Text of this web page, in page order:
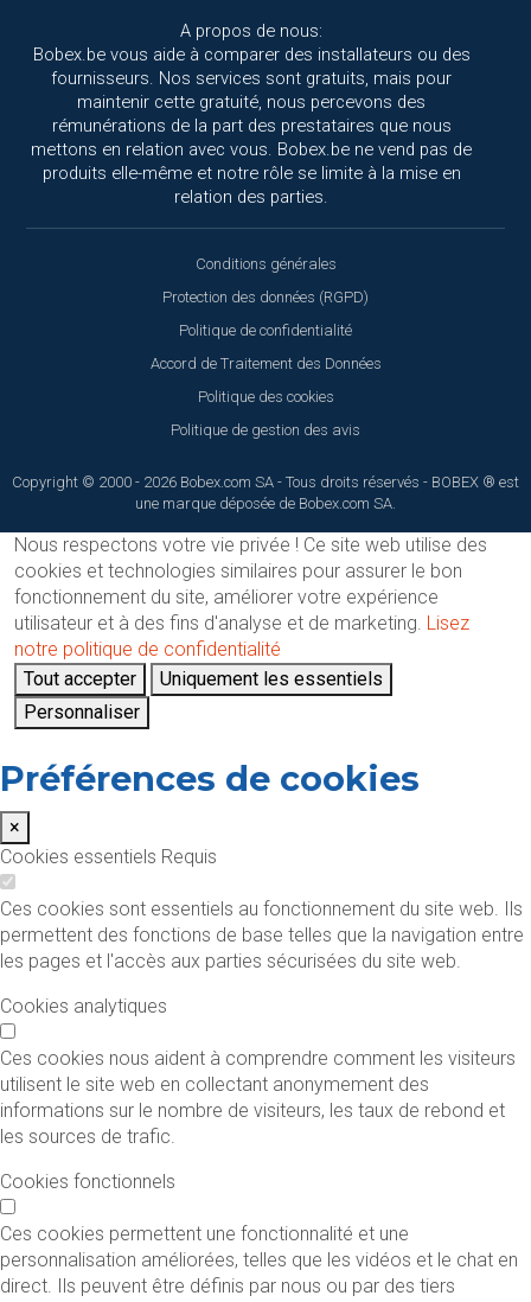
A propos de nous:
Bobex.be vous aide à comparer des installateurs ou des
fournisseurs. Nos services sont gratuits, mais pour
maintenir cette gratuité, nous percevons des
rémunérations de la part des prestataires que nous
mettons en relation avec vous. Bobex.be ne vend pas de
produits elle-même et notre rôle se limite à la mise en
relation des parties.
Conditions générales
Protection des données (RGPD)
Politique de confidentialité
Accord de Traitement des Données
Politique des cookies
Politique de gestion des avis
Copyright © 2000 - 2026 Bobex.com SA - Tous droits réservés - BOBEX ® est
une marque déposée de Bobex.com SA.
Nous respectons votre vie privée ! Ce site web utilise des
cookies et technologies similaires pour assurer le bon
fonctionnement du site, améliorer votre expérience
utilisateur et à des fins d'analyse et de marketing. Lisez
notre politique de confidentialité
Tout accepter
Uniquement les essentiels
Personnaliser
Préférences de cookies
×
Cookies essentiels Requis
Ces cookies sont essentiels au fonctionnement du site web. Ils
permettent des fonctions de base telles que la navigation entre
les pages et l'accès aux parties sécurisées du site web.
Cookies analytiques
Ces cookies nous aident à comprendre comment les visiteurs
utilisent le site web en collectant anonymement des
informations sur le nombre de visiteurs, les taux de rebond et
les sources de trafic.
Cookies fonctionnels
Ces cookies permettent une fonctionnalité et une
personnalisation améliorées, telles que les vidéos et le chat en
direct. Ils peuvent être définis par nous ou par des tiers